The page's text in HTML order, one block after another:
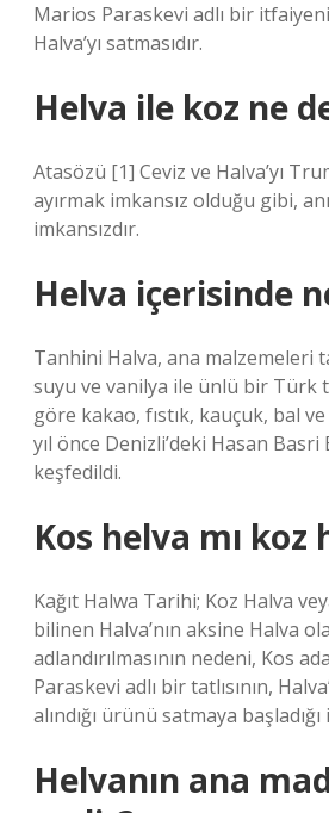
Marios Paraskevi adlı bir
Halva’yı satmasıdır.
Helva ile koz ne
Atasözü [1] Ceviz ve Halva’yı
ayırmak imkansız olduğu gibi,
imkansızdır.
Helva içerisinde
Tanhini Halva, ana malzemeleri
suyu ve vanilya ile ünlü bir Türk
göre kakao, fıstık, kauçuk, bal
yıl önce Denizli’deki Hasan
keşfedildi.
Kos helva mı koz
Kağıt Halwa Tarihi; Koz Halva
bilinen Halva’nın aksine Halva
adlandırılmasının nedeni, Kos
Paraskevi adlı bir tatlısının,
alındığı ürünü satmaya
Helvanın ana